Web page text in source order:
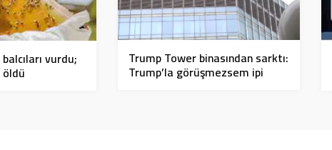
vurdu; Trump Tower binasından sarktı:
Trump’la görüşmezsem ipi